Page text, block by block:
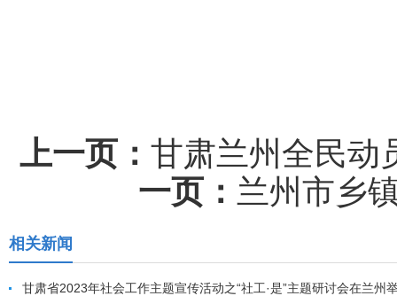
上一页： 甘肃兰州全民动
一页： 兰州市乡
相关新闻
甘肃省2023年社会工作主题宣传活动之“社工·是”主题研讨会在兰州